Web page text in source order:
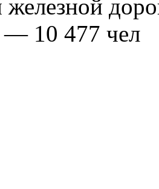
железной
— 10 477 чел